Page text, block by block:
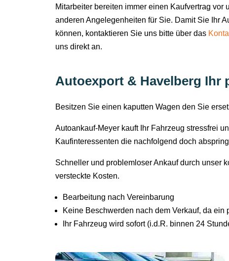
Mitarbeiter bereiten immer einen Kaufvertrag vor
anderen Angelegenheiten für Sie. Damit Sie Ihr
können, kontaktieren Sie uns bitte über das
uns direkt an.
Autoexport & Havelberg Ihr
Besitzen Sie einen kaputten Wagen den Sie
Autoankauf-Meyer kauft Ihr Fahrzeug stressfrei
Kaufinteressenten die nachfolgend doch
Schneller und problemloser Ankauf durch unser
versteckte Kosten.
Bearbeitung nach Vereinbarung
Keine Beschwerden nach dem Verkauf, da
Ihr Fahrzeug wird sofort (i.d.R. binnen 24